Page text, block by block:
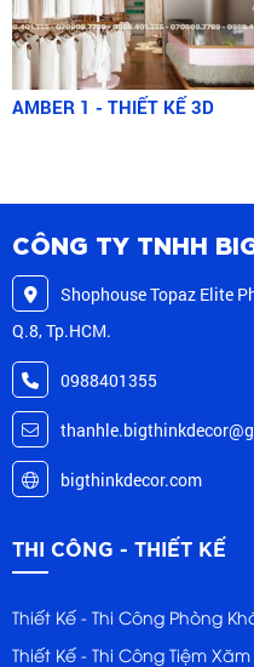
AMBER 1 - THIẾT KẾ 3D
CÔNG TY TNHH
Shophouse Topaz Elite
Q.8, Tp.HCM.
0988401355
bigthinkdecor.com
THI CÔNG - THIẾT KẾ
Thiết Kế - Thi Công Phòng
Thiết Kế - Thi Công Tiệm Xăm